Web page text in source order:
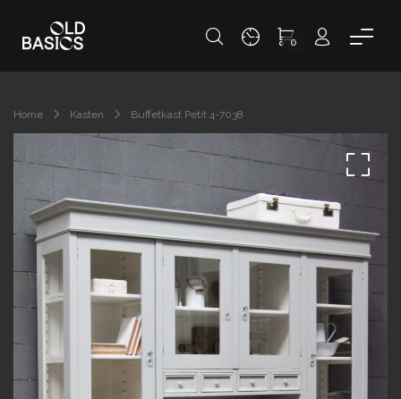
0
Home Kasten Buffetkast Petit 4-7038